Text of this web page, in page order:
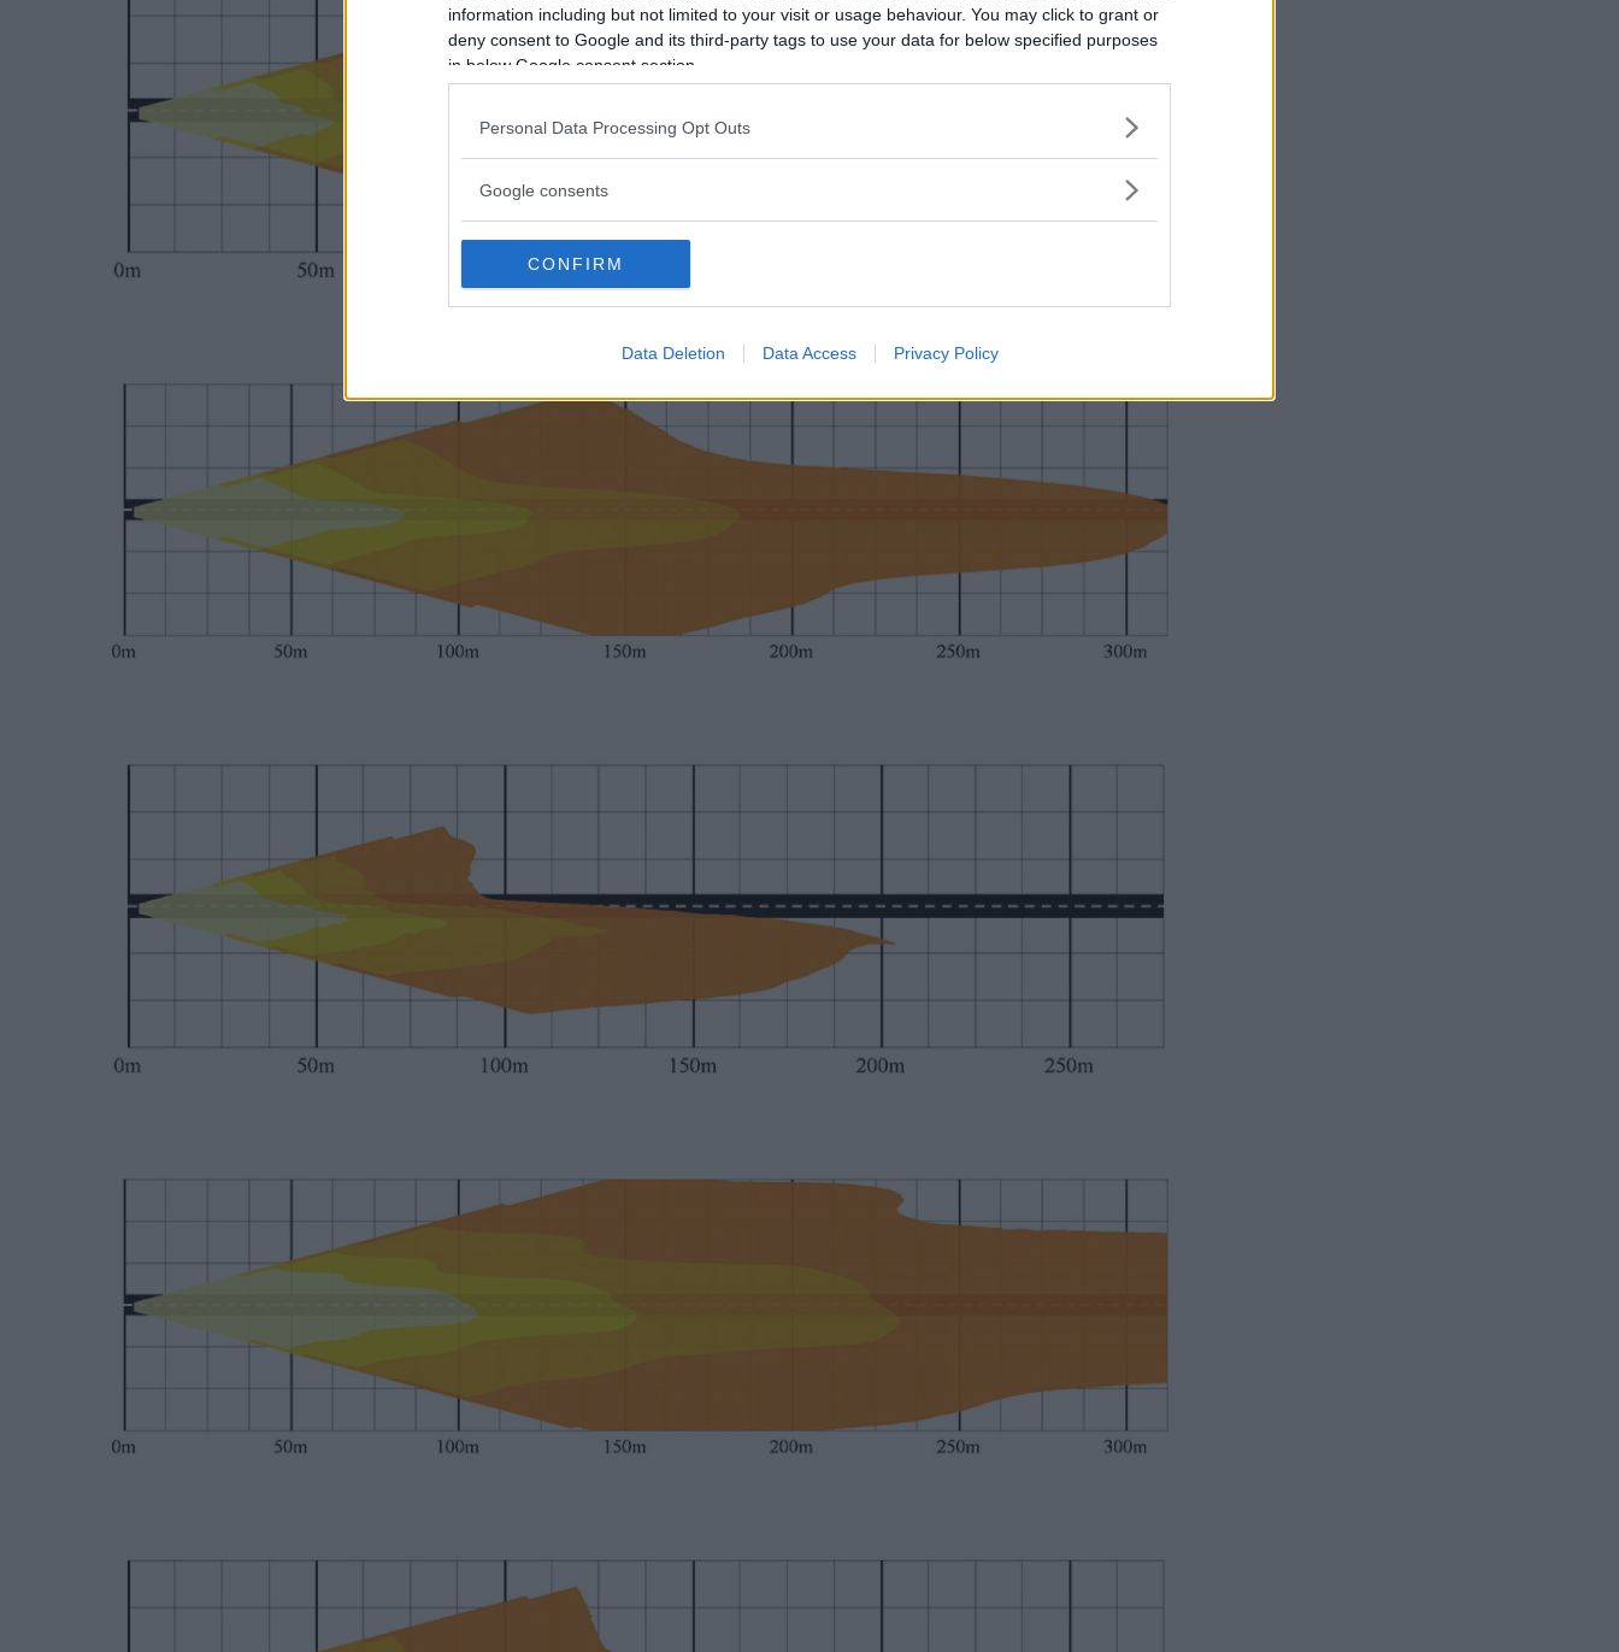
information including but not limited to your visit or usage behaviour. You may click to grant or
deny consent to Google and its third-party tags to use your data for below specified purposes
in below Google consent section.
Personal Data Processing Opt Outs
Google consents
CONFIRM
Data Deletion Data Access Privacy Policy